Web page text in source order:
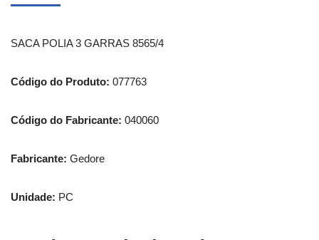
SACA POLIA 3 GARRAS 8565/4
Código do Produto: 077763
Código do Fabricante: 040060
Fabricante: Gedore
Unidade: PC